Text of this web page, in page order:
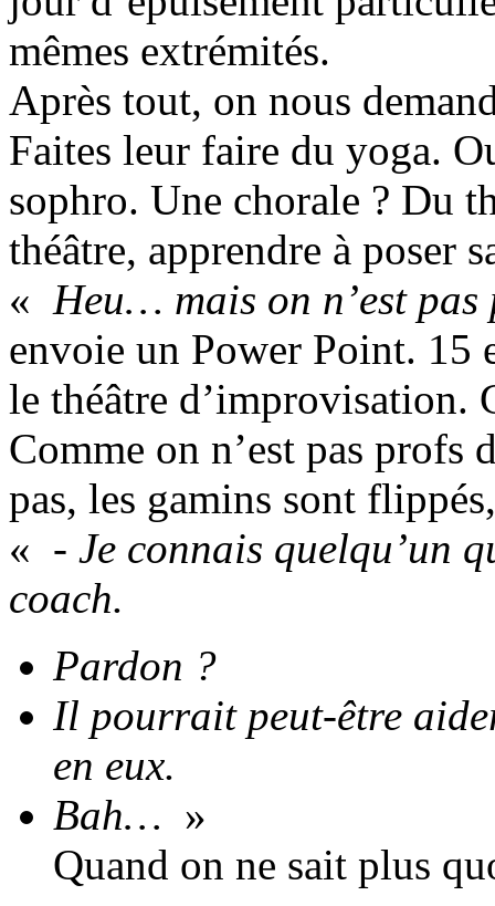
mêmes extrémités.
Après tout, on nous
Faites leur faire du yoga.
sophro. Une chorale ? Du
théâtre, apprendre à poser
« Heu… mais on n’est pas
envoie un Power Point. 15
le théâtre d’improvisation.
Comme on n’est pas profs
pas, les gamins sont
« - Je connais quelqu’un
coach.
Pardon ?
Il pourrait peut-être
en eux.
Bah… »
Quand on ne sait plus